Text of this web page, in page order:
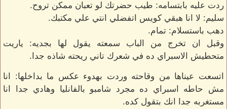
ردت عليه بابتسامه: طيب حضرتك لو تعبان ممكن تروح.
سليم: لا انا هبقي كويس اتفضلي انتي علي مكتبك.
دهب باستسلام: تمام.
وقبل ان تخرج من الباب سمعته يقول لها بجديه: ياريت
متحطيش الاسبراي ده في شعرك تاني ريحته شاذه جدا.
اتسعت عيناها من وقاحته وردت بهدوء عكس ما بداخلها: انا
مش حاطه اسبراي ده مجرد شامبو بالفانليا وهادي جدا انا
مستغربه جدا انك بتقول كده.